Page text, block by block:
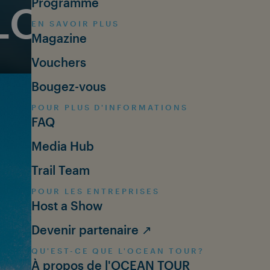
EN SAVOIR PLUS
Magazine
Vouchers
Bougez-vous
POUR PLUS D'INFORMATIONS
FAQ
Media Hub
Trail Team
POUR LES ENTREPRISES
Host a Show
Devenir partenaire ↗
QU'EST-CE QUE L'OCEAN TOUR?
À propos de l'OCEAN TOUR
NEW